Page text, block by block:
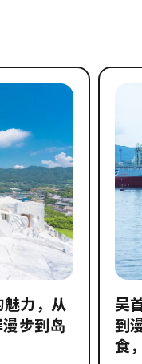
魅力，从
步到岛
吴
到
食